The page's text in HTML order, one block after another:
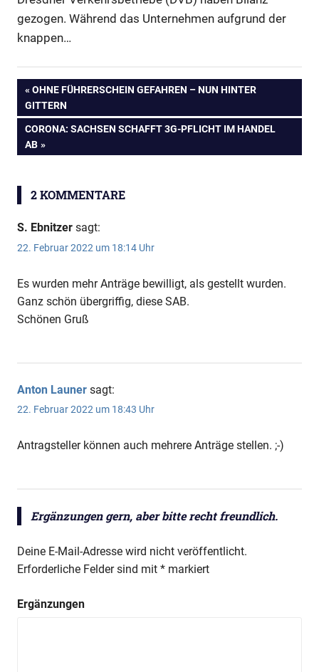
gezogen. Während das Unternehmen aufgrund der
knappen…
Beitragsnavigation
VORHERIGER
BEITRAG:
OHNE FÜHRERSCHEIN GEFAHREN – NUN HINTER
GITTERN
NÄCHSTER
BEITRAG:
CORONA: SACHSEN SCHAFFT 3G-PFLICHT IM HANDEL
AB
2 KOMMENTARE
S. Ebnitzer sagt:
22. Februar 2022 um 18:14 Uhr
Es wurden mehr Anträge bewilligt, als gestellt wurden.
Ganz schön übergriffig, diese SAB.
Schönen Gruß
Anton Launer sagt:
22. Februar 2022 um 18:43 Uhr
Antragsteller können auch mehrere Anträge stellen. ;-)
Ergänzungen gern, aber bitte recht freundlich.
Deine E-Mail-Adresse wird nicht veröffentlicht.
Erforderliche Felder sind mit * markiert
Ergänzungen